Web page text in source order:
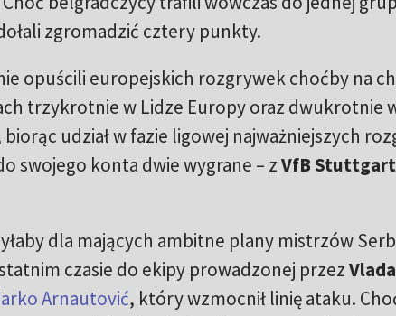
zgromadzić cztery punkty.
opuścili europejskich rozgrywek choćby na
trzykrotnie w Lidze Europy oraz dwukrotnie
udział w fazie ligowej najważniejszych
swojego konta dwie wygrane – zVfB Stuttgart
dla mających ambitne plany mistrzów
czasie do ekipy prowadzonej przez
Arnautović, który wzmocnił linię ataku.